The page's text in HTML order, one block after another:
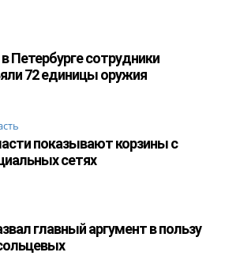
Петербурге сотрудники
72 единицы оружия
показывают корзины с
сетях
главный аргумент в пользу